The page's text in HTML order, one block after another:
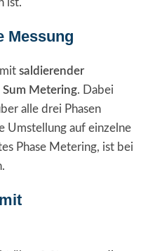
ist.
Messung
saldierender
Sum Metering. Dabei
alle drei Phasen
Umstellung auf einzelne
Phase Metering, ist bei